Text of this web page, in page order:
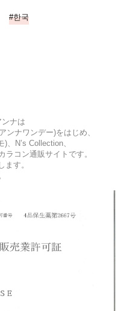
한국
ナは
ンナワンデー)をはじめ、
、N’s Collection、
ラコン通販サイトです。
す。